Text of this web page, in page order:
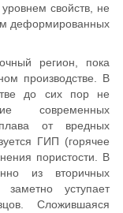
свойств, не
деформированных
регион, пока
производстве. В
до сих пор не
современных
от вредных
ГИП (горячее
пористости. В
из вторичных
уступает
Сложившаяся